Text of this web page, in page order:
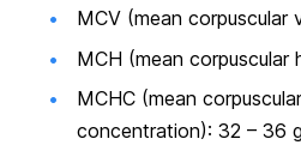
MCV (mean corpuscular
MCH (mean corpuscular
MCHC (mean
concentration): 32 – 36